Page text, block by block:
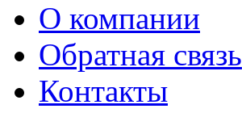
О компании
Обратная связь
Контакты